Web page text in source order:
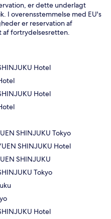
er dette underlagt
I overensstemmelse med EU's
er reservation af
af fortrydelsesretten.
Hotel
Hotel
SHINJUKU Tokyo
SHINJUKU Hotel
SHINJUKU
Tokyo
Hotel